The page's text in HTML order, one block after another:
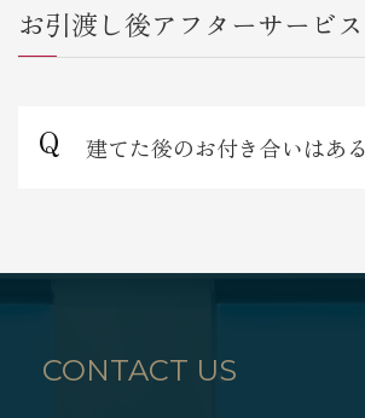
お引渡し後アフターサービ
建てた後のお付き合いはあ
CONTACT US